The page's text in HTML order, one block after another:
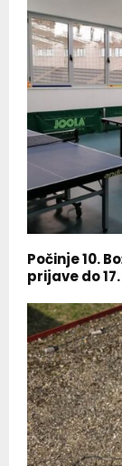
Počinje 10.
prijave do